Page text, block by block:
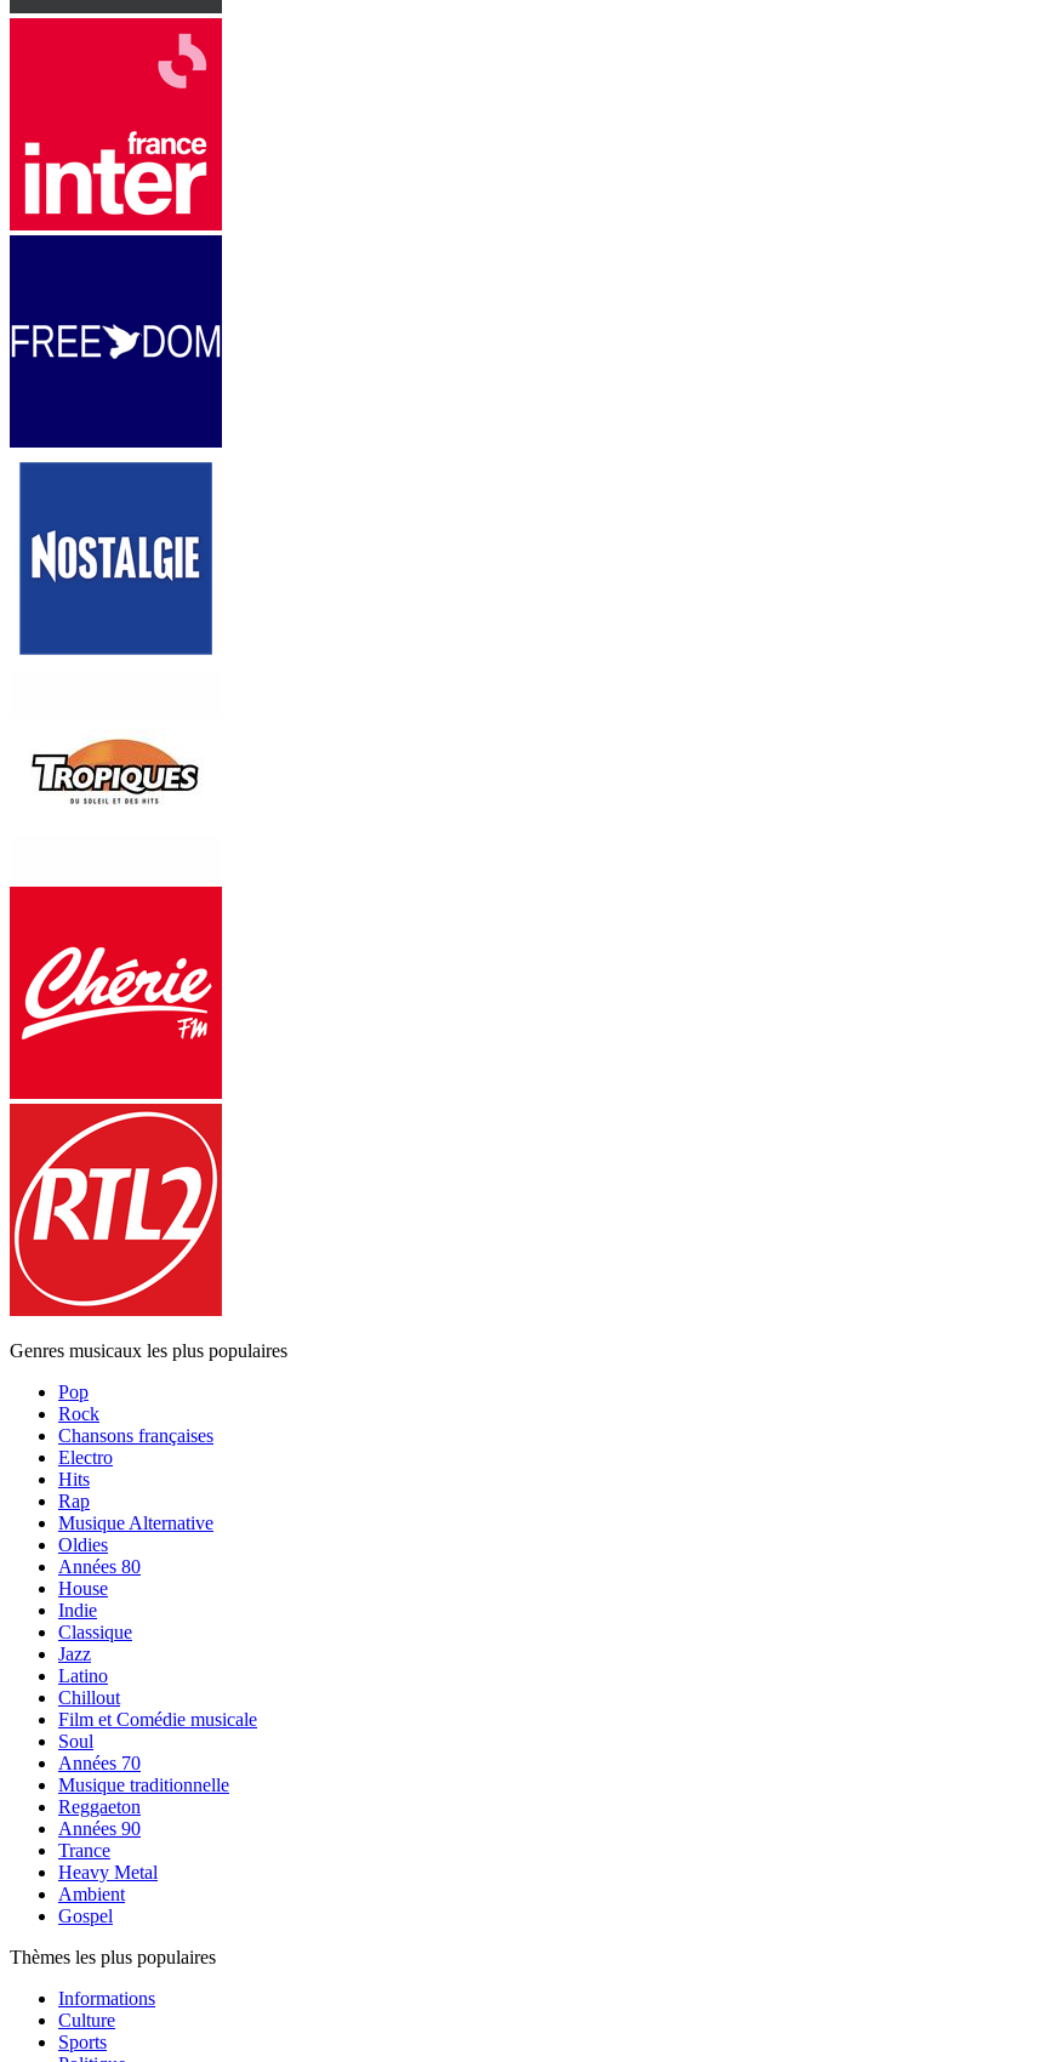
Genres musicaux les plus populaires
Pop
Rock
Chansons françaises
Electro
Hits
Rap
Musique Alternative
Oldies
Années 80
House
Indie
Classique
Jazz
Latino
Chillout
Film et Comédie musicale
Soul
Années 70
Musique traditionnelle
Reggaeton
Années 90
Trance
Heavy Metal
Ambient
Gospel
Thèmes les plus populaires
Informations
Culture
Sports